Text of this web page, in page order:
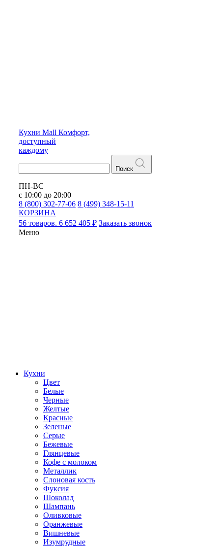
Кухни Mall Комфорт,
доступный
каждому
Поиск
ПН-ВС
с 10:00 до 20:00
8 (800) 302-77-06 8 (499) 348-15-11
КОРЗИНА
56 товаров. 6 652 405 ₽ Заказать звонок
Меню
Кухни
Цвет
Белые
Черные
Желтые
Красные
Зеленые
Серые
Бежевые
Глянцевые
Кофе с молоком
Металлик
Слоновая кость
Фуксия
Шоколад
Шампань
Оливковые
Оранжевые
Вишневые
Изумрудные